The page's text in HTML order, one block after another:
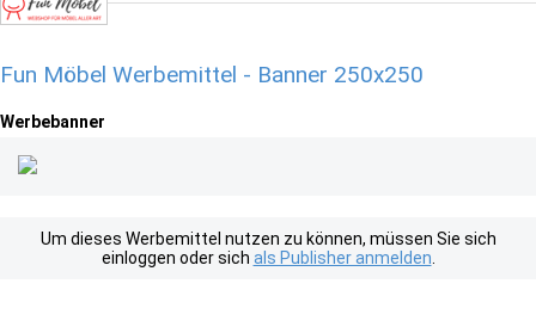
Fun Möbel Werbemittel - Banner 250x250
Werbebanner
Um dieses Werbemittel nutzen zu können, müssen Sie sich
einloggen oder sich als Publisher anmelden